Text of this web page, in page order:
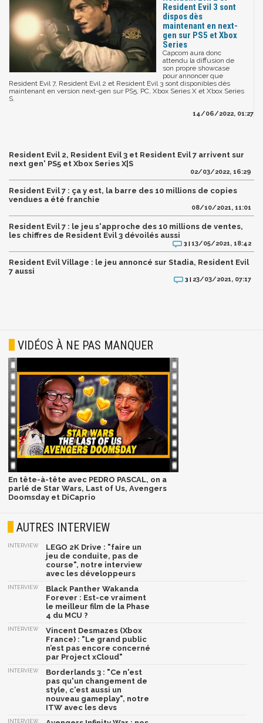
Resident Evil 3 sont
dispos dès
maintenant en next-
gen sur PS5 et Xbox
Series
Capcom aura donc
attendu la diffusion de
son propre showcase
pour annoncer que
Resident Evil 7, Resident Evil 2 et Resident Evil 3 sont disponibles dès
maintenant en version next-gen sur PS5, PC, Xbox Series X et Xbox Series
S.
14/06/2022, 01:27
Resident Evil 2, Resident Evil 3 et Resident Evil 7 arrivent sur
next gen' PS5 et Xbox Series X|S
02/03/2022, 16:29
Resident Evil 7 : ça y est, la barre des 10 millions de copies
vendues a été franchie
08/10/2021, 11:01
Resident Evil 7 : le jeu s'approche des 10 millions de ventes,
les chiffres de Resident Evil 3 dévoilés aussi
3 |13/05/2021, 18:42
Resident Evil Village : le jeu annoncé sur Stadia, Resident Evil
7 aussi
3 | 23/03/2021, 07:17
VIDÉOS À NE PAS MANQUER
En tête-à-tête avec PEDRO PASCAL, on a
parlé de Star Wars, Last of Us, Avengers
Doomsday et DiCaprio
AUTRES INTERVIEW
INTERVIEW
LEGO 2K Drive : "faire un
jeu de conduite, pas de
course", notre interview
avec les développeurs
INTERVIEW
Black Panther Wakanda
Forever : Est-ce vraiment
le meilleur film de la Phase
4 du MCU ?
INTERVIEW
Vincent Desmazes (Xbox
France) : "Le grand public
n’est pas encore concerné
par Project xCloud"
INTERVIEW
Borderlands 3 : "Ce n'est
pas qu'un changement de
style, c'est aussi un
nouveau gameplay", notre
ITW avec les devs
INTERVIEW